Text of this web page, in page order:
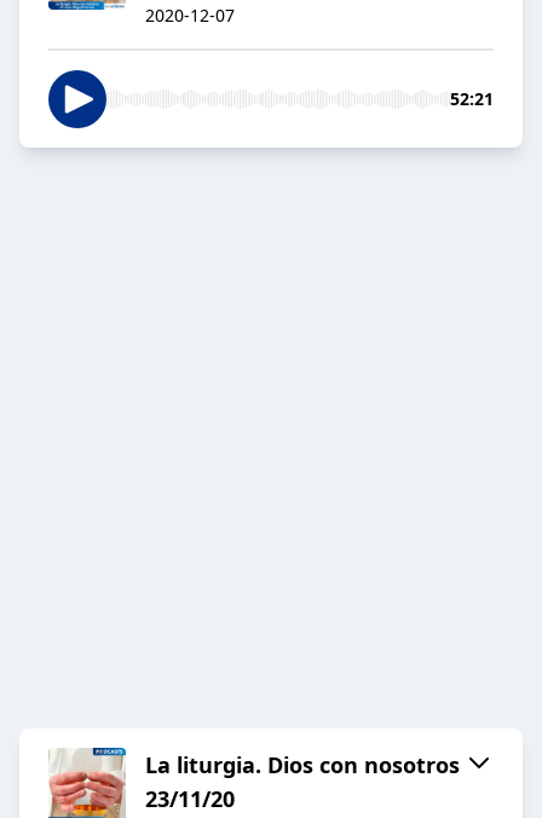
2020-12-07
52:21
La liturgia. Dios con nosotros
23/11/20